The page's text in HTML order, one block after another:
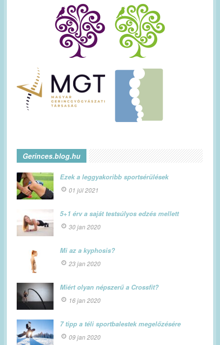
Gerinces.blog.hu
Ezek a leggyakoribb sportsérülések
01 júl 2021
5+1 érv a saját testsúlyos edzés mellett
30 jan 2020
Mi az a kyphosis?
23 jan 2020
Miért olyan népszerű a Crossfit?
16 jan 2020
7 tipp a téli sportbalestek megelőzésére
09 jan 2020